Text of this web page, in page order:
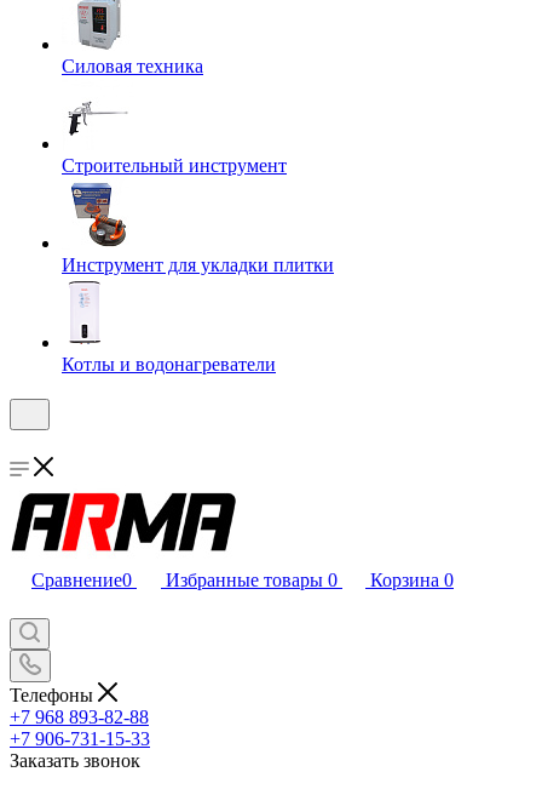
Силовая техника
Строительный инструмент
Инструмент для укладки плитки
Котлы и водонагреватели
Сравнение0 Избранные товары 0 Корзина 0
Телефоны
+7 968 893-82-88
+7 906-731-15-33
Заказать звонок